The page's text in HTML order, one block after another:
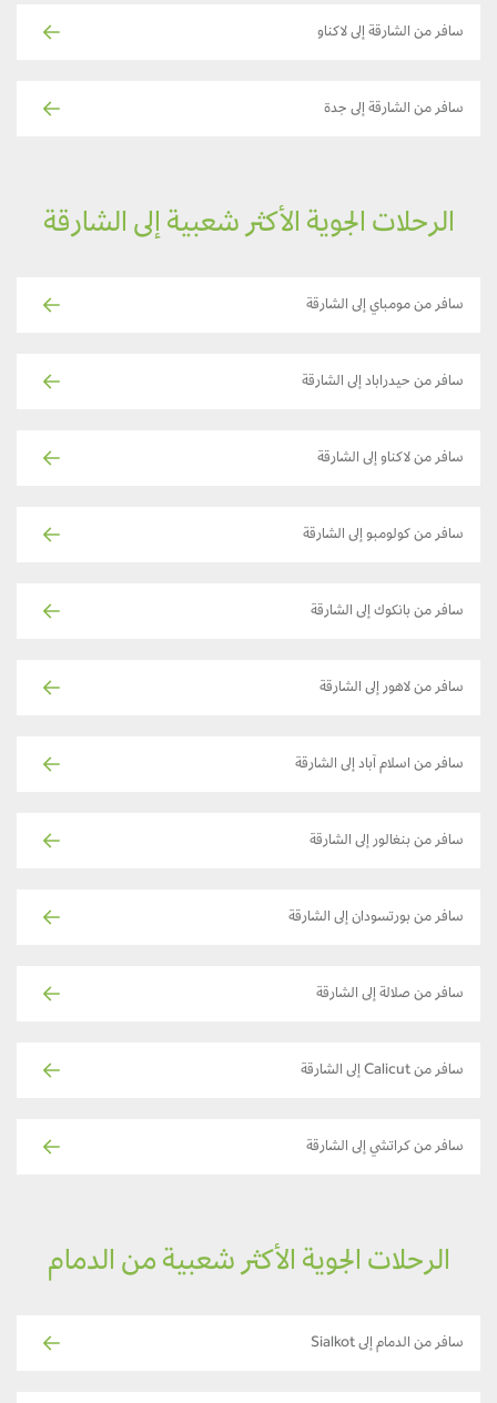
سافر من الشارقة إلى لاكناو
سافر من الشارقة إلى جدة
الرحلات الجوية الأكثر شعبية إلى الشارقة
سافر من مومباي إلى الشارقة
سافر من حيدراباد إلى الشارقة
سافر من لاكناو إلى الشارقة
سافر من كولومبو إلى الشارقة
سافر من بانكوك إلى الشارقة
سافر من لاهور إلى الشارقة
سافر من اسلام آباد إلى الشارقة
سافر من بنغالور إلى الشارقة
سافر من بورتسودان إلى الشارقة
سافر من صلالة إلى الشارقة
سافر من Calicut إلى الشارقة
سافر من كراتشي إلى الشارقة
الرحلات الجوية الأكثر شعبية من الدمام
سافر من الدمام إلى Sialkot